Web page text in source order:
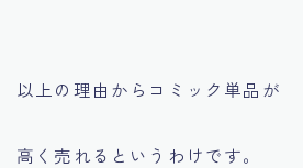
以上の理由からコミック単品が
高く売れるというわけです。